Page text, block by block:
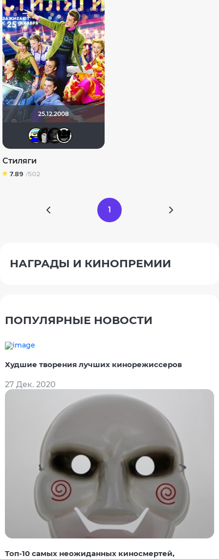
25.12.2008
Стиляги
7.89 /502
1
НАГРАДЫ И КИНОПРЕМИИ
ПОПУЛЯРНЫЕ НОВОСТИ
Худшие творения лучших кинорежиссеров
27 Дек. 2020
Топ-10 самых неожиданных киносмертей,